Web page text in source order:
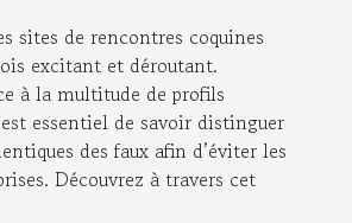
sites de rencontres coquines
excitant et déroutant.
à la multitude de profils
essentiel de savoir distinguer
des faux afin d’éviter les
Découvrez à travers cet